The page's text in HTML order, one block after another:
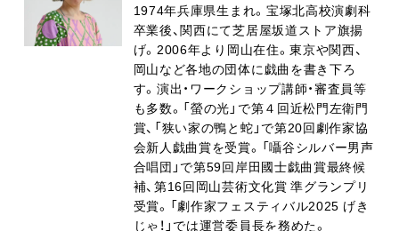
1974年兵庫県生まれ。宝塚北高校演劇科
卒業後、関西にて芝居屋坂道ストア旗揚
げ。2006年より岡山在住。東京や関西、
岡山など各地の団体に戯曲を書き下ろ
す。演出・ワークショップ講師・審査員等
も多数。「螢の光」で第４回近松門左衛門
賞、「狭い家の鴨と蛇」で第20回劇作家協
会新人戯曲賞を受賞。「囁谷シルバー男声
合唱団」で第59回岸田國士戯曲賞最終候
補、第16回岡山芸術文化賞 準グランプリ
受賞。「劇作家フェスティバル2025 げき
じゃ！」では運営委員長を務めた。